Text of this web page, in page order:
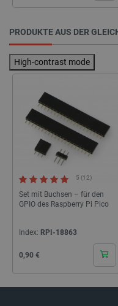
PRODUKTE AUS DER
High-contrast mode
5 (12)
Set mit Buchsen – für den
GPIO des Raspberry Pi Pico
Index: RPI-18863
Cena
0,90 €
LaSID
_smvs
critCartData